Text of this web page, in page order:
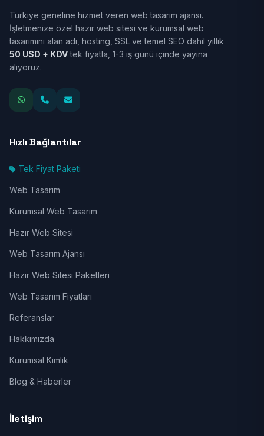
Türkiye geneline hizmet veren web tasarım ajansı.
İşletmenize özel hazır web sitesi ve kurumsal web
tasarımını alan adı, hosting, SSL ve temel SEO dahil yıllık
50 USD + KDVtek fiyatla, 1-3 iş günü içinde yayına
alıyoruz.
Hızlı Bağlantılar
Tek Fiyat Paketi
Web Tasarım
Kurumsal Web Tasarım
Hazır Web Sitesi
Web Tasarım Ajansı
Hazır Web Sitesi Paketleri
Web Tasarım Fiyatları
Referanslar
Hakkımızda
Kurumsal Kimlik
Blog & Haberler
İletişim